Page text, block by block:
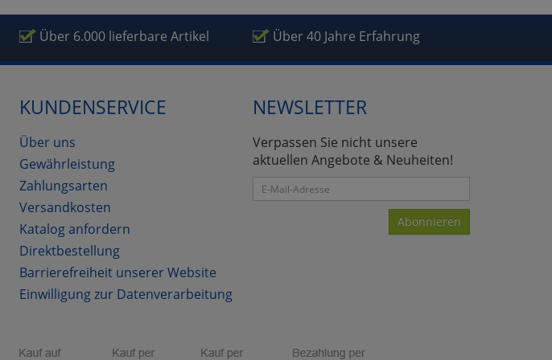
Über 6.000 lieferbare Artikel Über 40 Jahre Erfahrung
KUNDENSERVICE
Über uns
Gewährleistung
Zahlungsarten
Versandkosten
Katalog anfordern
Direktbestellung
Barrierefreiheit unserer Website
Einwilligung zur Datenverarbeitung
NEWSLETTER
Verpassen Sie nicht unsere
aktuellen Angebote & Neuheiten!
Abonnieren
zurückzu Haupptseite Zustimmung Datenverarbeitung (Seitenende)